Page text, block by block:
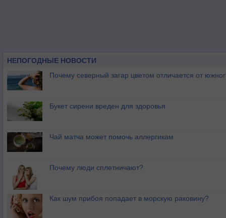
НЕПОГОДНЫЕ НОВОСТИ
Почему северный загар цветом отличается от
Букет сирени вреден для здоровья
Чай матча может помочь аллергикам
Почему люди сплетничают?
Как шум прибоя попадает в морскую раковину?